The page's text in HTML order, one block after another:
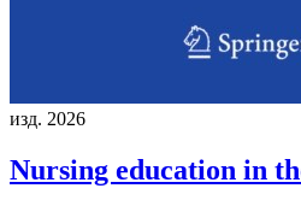
изд. 2026
Nursing education in